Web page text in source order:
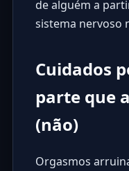
de alguém a
sistema nervoso
Cuidados
parte que
(não)
Orgasmos